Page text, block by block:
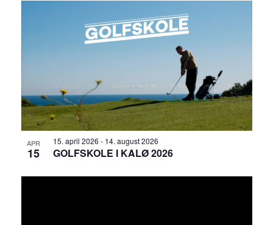
APR
15
15. april 2026 - 14. august 2026
GOLFSKOLE I KALØ 2026